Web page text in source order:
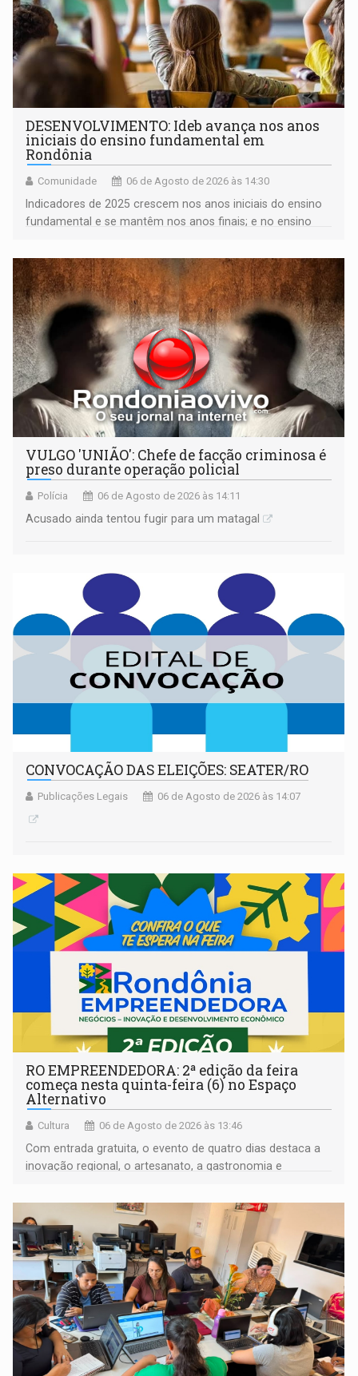
DESENVOLVIMENTO: Ideb avança nos anos
iniciais do ensino fundamental em
Rondônia
Comunidade 06 de Agosto de 2026 às 14:30
Indicadores de 2025 crescem nos anos iniciais do ensino
fundamental e se mantêm nos anos finais; e no ensino
VULGO 'UNIÃO': Chefe de facção criminosa é
preso durante operação policial
Polícia 06 de Agosto de 2026 às 14:11
Acusado ainda tentou fugir para um matagal
CONVOCAÇÃO DAS ELEIÇÕES: SEATER/RO
Publicações Legais 06 de Agosto de 2026 às 14:07
RO EMPREENDEDORA: 2ª edição da feira
começa nesta quinta-feira (6) no Espaço
Alternativo
Cultura 06 de Agosto de 2026 às 13:46
Com entrada gratuita, o evento de quatro dias destaca a
inovação regional, o artesanato, a gastronomia e